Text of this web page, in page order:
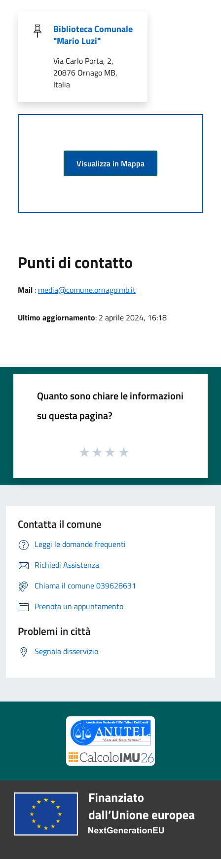
Biblioteca Comunale
"Mario Luzi"
Via Carlo Porta, 2,
20876 Ornago MB,
Italia
Visualizza in Mappa
Punti di contatto
Mail : media@comune.ornago.mb.it
Ultimo aggiornamento: 2 aprile 2024, 16:18
Quanto sono chiare le informazioni
su questa pagina?
Contatta il comune
Leggi le domande frequenti
Richiedi Assistenza
Chiama il comune 039628631
Prenota un appuntamento
Problemi in città
Segnala disservizio